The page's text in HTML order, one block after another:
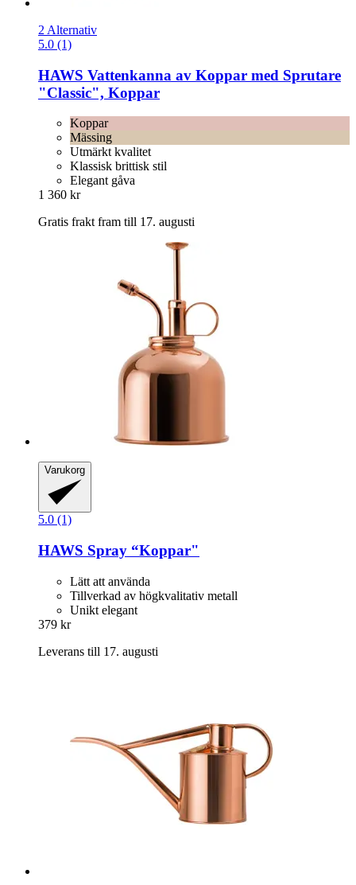
2 Alternativ
5.0 (1)
HAWS Vattenkanna av Koppar med Sprutare
"Classic", Koppar
Koppar
Mässing
Utmärkt kvalitet
Klassisk brittisk stil
Elegant gåva
1 360 kr
Gratis frakt fram till 17. augusti
Varukorg
5.0 (1)
HAWS Spray “Koppar"
Lätt att använda
Tillverkad av högkvalitativ metall
Unikt elegant
379 kr
Leverans till 17. augusti